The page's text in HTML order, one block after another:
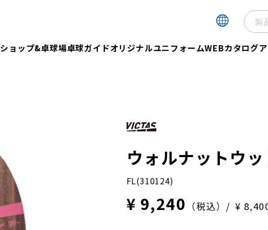
ショップ&卓球場卓球ガイドオリジナルユニフォームWEBカタログ
ウォルナットウッ
FL(310124)
¥ 9,240 （税込） ¥